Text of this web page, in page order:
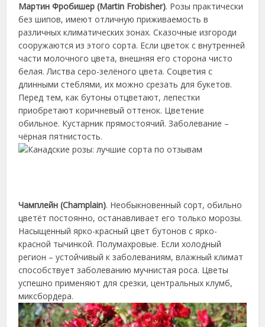
Мартин Фробишер (Martin Frobisher). Розы практически
без шипов, имеют отличную приживаемость в
различных климатических зонах. Сказочные изгороди
сооружаются из этого сорта. Если цветок с внутренней
части молочного цвета, внешняя его сторона чисто
белая. Листва серо-зелёного цвета. Соцветия с
длинными стеблями, их можно срезать для букетов.
Перед тем, как бутоны отцветают, лепестки
приобретают коричневый оттенок. Цветение
обильное. Кустарник прямостоячий. Заболевание –
чёрная пятнистость.
Чамплейн (Champlain). Необыкновенный сорт, обильно
цветёт постоянно, останавливает его только морозы.
Насыщенный ярко-красный цвет бутонов с ярко-
красной тычинкой. Полумахровые. Если холодный
регион – устойчивый к заболеваниям, влажный климат
способствует заболеванию мучнистая роса. Цветы
успешно применяют для срезки, центральных клумб,
миксбордера.